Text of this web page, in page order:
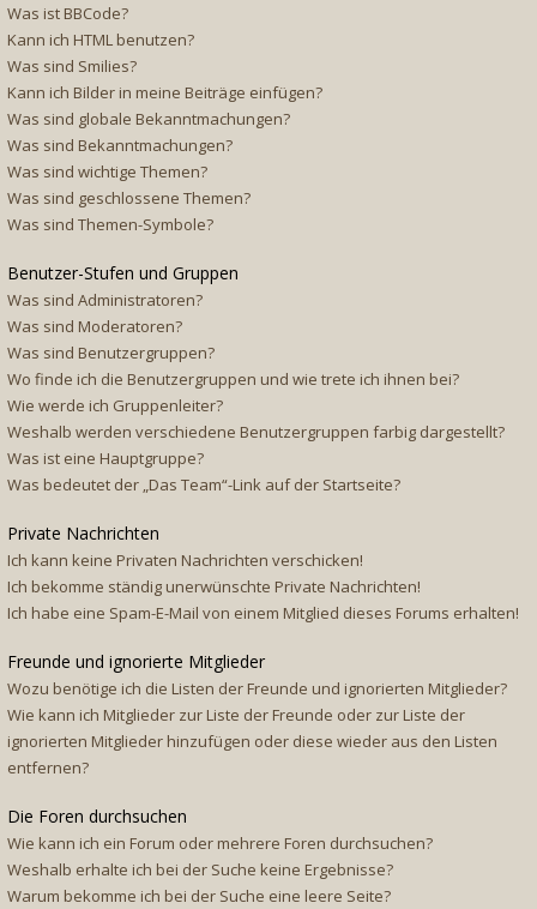
Was ist BBCode?
Kann ich HTML benutzen?
Was sind Smilies?
Kann ich Bilder in meine Beiträge einfügen?
Was sind globale Bekanntmachungen?
Was sind Bekanntmachungen?
Was sind wichtige Themen?
Was sind geschlossene Themen?
Was sind Themen-Symbole?
Benutzer-Stufen und Gruppen
Was sind Administratoren?
Was sind Moderatoren?
Was sind Benutzergruppen?
Wo finde ich die Benutzergruppen und wie trete ich ihnen bei?
Wie werde ich Gruppenleiter?
Weshalb werden verschiedene Benutzergruppen farbig dargestellt?
Was ist eine Hauptgruppe?
Was bedeutet der „Das Team“-Link auf der Startseite?
Private Nachrichten
Ich kann keine Privaten Nachrichten verschicken!
Ich bekomme ständig unerwünschte Private Nachrichten!
Ich habe eine Spam-E-Mail von einem Mitglied dieses Forums erhalten!
Freunde und ignorierte Mitglieder
Wozu benötige ich die Listen der Freunde und ignorierten Mitglieder?
Wie kann ich Mitglieder zur Liste der Freunde oder zur Liste der
ignorierten Mitglieder hinzufügen oder diese wieder aus den Listen
entfernen?
Die Foren durchsuchen
Wie kann ich ein Forum oder mehrere Foren durchsuchen?
Weshalb erhalte ich bei der Suche keine Ergebnisse?
Warum bekomme ich bei der Suche eine leere Seite?